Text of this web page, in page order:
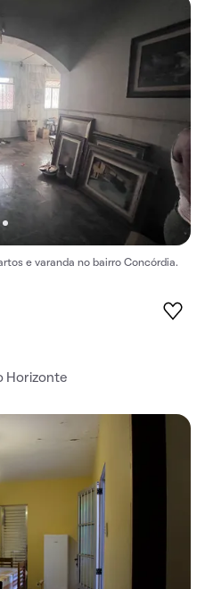
e varanda no bairro Concórdia.
Horizonte